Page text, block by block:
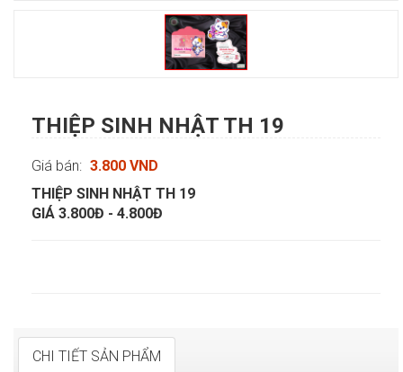
THIỆP SINH NHẬT TH 19
Giá bán: 3.800 VND
THIỆP SINH NHẬT TH 19
GIÁ 3.800Đ - 4.800Đ
CHI TIẾT SẢN PHẨM